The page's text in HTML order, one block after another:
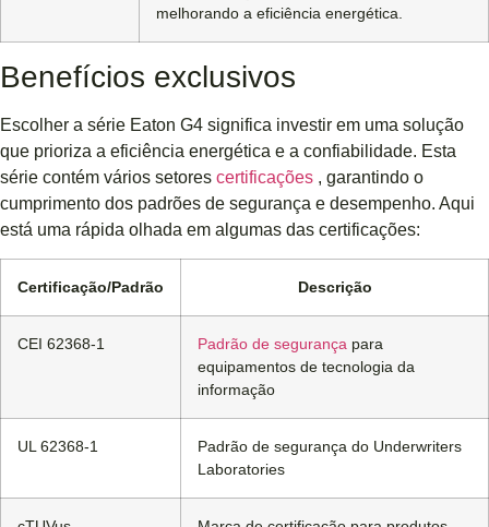
melhorando a eficiência energética.
Benefícios exclusivos
Escolher a série Eaton G4 significa investir em uma solução
que prioriza a eficiência energética e a confiabilidade. Esta
série contém vários setores certificações , garantindo o
cumprimento dos padrões de segurança e desempenho. Aqui
está uma rápida olhada em algumas das certificações:
Certificação/Padrão Descrição
CEI 62368-1 Padrão de segurança para
equipamentos de tecnologia da
informação
UL 62368-1
Padrão de segurança do Underwriters
Laboratories